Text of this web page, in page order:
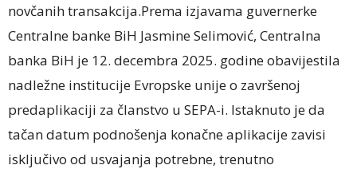
novčanih transakcija.Prema izjavama guvernerke
Centralne banke BiH Jasmine Selimović, Centralna
banka BiH je 12. decembra 2025. godine obavijestila
nadležne institucije Evropske unije o završenoj
predaplikaciji za članstvo u SEPA-i. Istaknuto je da
tačan datum podnošenja konačne aplikacije zavisi
isključivo od usvajanja potrebne, trenutno